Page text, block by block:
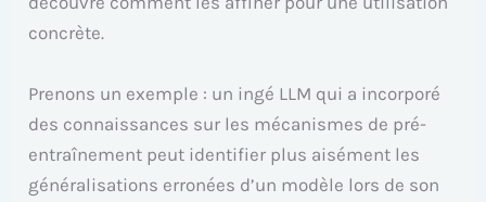
concrète.
Prenons un exemple : un ingé LLM qui a incorporé
des connaissances sur les mécanismes de pré-
entraînement peut identifier plus aisément les
généralisations erronées d’un modèle lors de son